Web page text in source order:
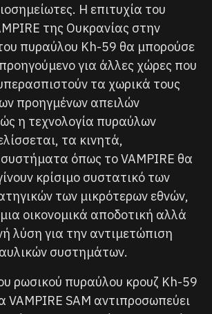
Η επιτυχία του
της Ουκρανίας στην
πυραύλου Kh-59 θα μπορούσε
για άλλες χώρες που
τα χωρικά τους
προηγμένων απειλών
η τεχνολογία πυραύλων
τα κινητά,
όπως το VAMPIRE θα
κρίσιμο συστατικό των
των μικρότερων εθνών,
οικονομικά αποδοτική αλλά
λύση για την αντιμετώπιση
συστημάτων.
ρωσικού πυραύλου κρουζ Kh-59
SAM αντιπροσωπεύει